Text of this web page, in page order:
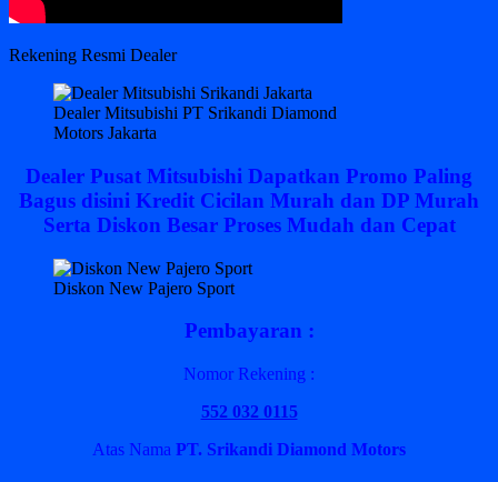
Rekening Resmi Dealer
Dealer Mitsubishi PT Srikandi Diamond
Motors Jakarta
Dealer Pusat Mitsubishi Dapatkan Promo Paling
Bagus disini Kredit Cicilan Murah dan DP Murah
Serta Diskon Besar Proses Mudah dan Cepat
Diskon New Pajero Sport
Pembayaran :
Nomor Rekening :
552 032 0115
Atas Nama PT. Srikandi Diamond Motors